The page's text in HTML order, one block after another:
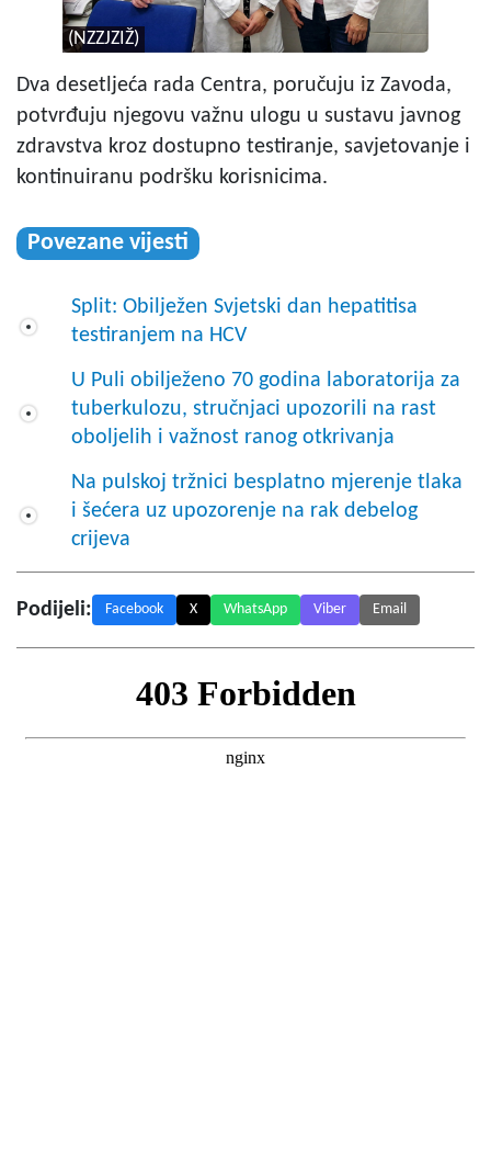
(NZZJZIŽ)
Dva desetljeća rada Centra, poručuju iz Zavoda,
potvrđuju njegovu važnu ulogu u sustavu javnog
zdravstva kroz dostupno testiranje, savjetovanje i
kontinuiranu podršku korisnicima.
Povezane vijesti
Split: Obilježen Svjetski dan hepatitisa
testiranjem na HCV
U Puli obilježeno 70 godina laboratorija za
tuberkulozu, stručnjaci upozorili na rast
oboljelih i važnost ranog otkrivanja
Na pulskoj tržnici besplatno mjerenje tlaka
i šećera uz upozorenje na rak debelog
crijeva
Podijeli: Facebook X WhatsApp Viber Email